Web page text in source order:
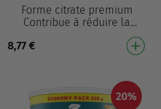
Forme citrate premium
Contribue à réduire la
fatigue et l’épuisement¹
Contribue à l’équilibre des
8,77€
20%